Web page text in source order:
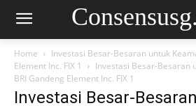
Home
Investasi Besar-Besaran untuk
Element Inc. FIX 1
Investasi Besar-Besaran
BRI Gandeng Element Inc. FIX 1
Investasi Besar-